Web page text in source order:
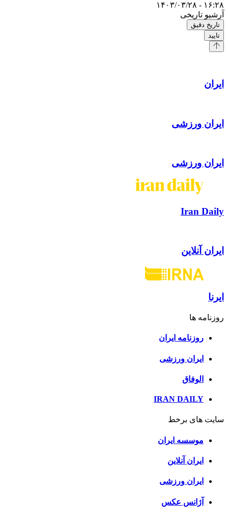
۱۶:۲۸ - ۱۴۰۳/۰۳/۲۸
آرشیو تاریخی
تاریخ دقیق
تایید
ایران
ایران ورزشی
ایران ورزشی
Iran Daily
ایران آنلاین
ایرنا
روزنامه ها
روزنامه ایران
ایران ورزشی
الوفاق
IRAN DAILY
سایت های برخط
موسسه ایران
ایران آنلاین
ایران ورزشی
آژانس عکس